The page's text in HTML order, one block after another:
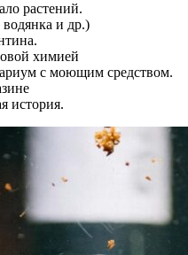
растений.
водянка и др.)
химией
с моющим средством.
история.